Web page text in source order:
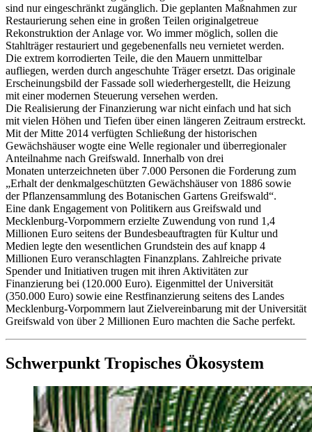
sind nur eingeschränkt zugänglich. Die geplanten Maßnahmen zur
Restaurierung sehen eine in großen Teilen originalgetreue
Rekonstruktion der Anlage vor. Wo immer möglich, sollen die
Stahlträger restauriert und gegebenenfalls neu vernietet werden.
Die extrem korrodierten Teile, die den Mauern unmittelbar
aufliegen, werden durch angeschuhte Träger ersetzt. Das originale
Erscheinungsbild der Fassade soll wiederhergestellt, die Heizung
mit einer modernen Steuerung versehen werden.
Die Realisierung der Finanzierung war nicht einfach und hat sich
mit vielen Höhen und Tiefen über einen längeren Zeitraum erstreckt.
Mit der Mitte 2014 verfügten Schließung der historischen
Gewächshäuser wogte eine Welle regionaler und überregionaler
Anteilnahme nach Greifswald. Innerhalb von drei
Monaten unterzeichneten über 7.000 Personen die Forderung zum
„Erhalt der denkmalgeschützten Gewächshäuser von 1886 sowie
der Pflanzensammlung des Botanischen Gartens Greifswald“.
Eine dank Engagement von Politikern aus Greifswald und
Mecklenburg-Vorpommern erzielte Zuwendung von rund 1,4
Millionen Euro seitens der Bundesbeauftragten für Kultur und
Medien legte den wesentlichen Grundstein des auf knapp 4
Millionen Euro veranschlagten Finanzplans. Zahlreiche private
Spender und Initiativen trugen mit ihren Aktivitäten zur
Finanzierung bei (120.000 Euro). Eigenmittel der Universität
(350.000 Euro) sowie eine Restfinanzierung seitens des Landes
Mecklenburg-Vorpommern laut Zielvereinbarung mit der Universität
Greifswald von über 2 Millionen Euro machten die Sache perfekt.
Schwerpunkt Tropisches Ökosystem